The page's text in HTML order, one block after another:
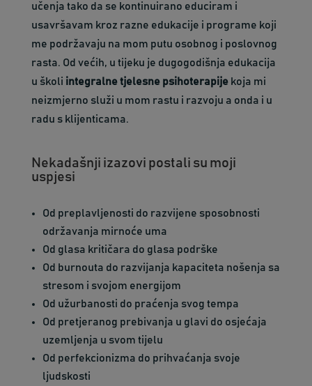
učenja tako da se kontinuirano educiram i
usavršavam kroz razne edukacije i programe koji
me podržavaju na mom putu osobnog i poslovnog
rasta. Od većih, u tijeku je dugogodišnja edukacija
u školi integralne tjelesne psihoterapijekoja mi
neizmjerno služi u mom rastu i razvoju a onda i u
radu s klijenticama.
Nekadašnji izazovi postali su moji
uspjesi
Od preplavljenosti do razvijene sposobnosti
održavanja mirnoće uma
Od glasa kritičara do glasa podrške
Od burnouta do razvijanja kapaciteta nošenja sa
stresom i svojom energijom
Od užurbanosti do praćenja svog tempa
Od pretjeranog prebivanja u glavi do osjećaja
uzemljenja u svom tijelu
Od perfekcionizma do prihvaćanja svoje
ljudskosti